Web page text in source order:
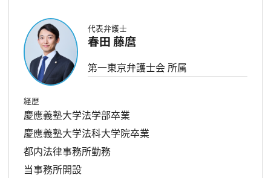
代表弁護士
春田 藤麿
第一東京弁護士会 所属
経歴
慶應義塾大学法学部卒業
慶應義塾大学法科大学院卒業
都内法律事務所勤務
当事務所開設